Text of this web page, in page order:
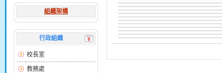
組織架構
行政組織
校長室
教務處